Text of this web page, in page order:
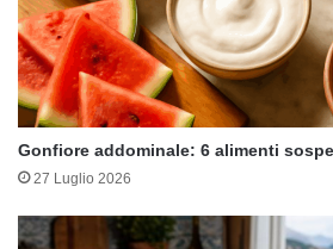
Gonfiore addominale: 6 alimenti
27 Luglio 2026